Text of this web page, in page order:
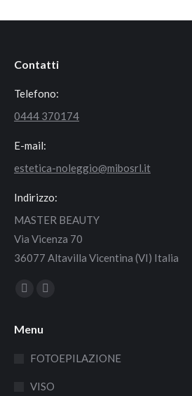
Contatti
Telefono:
0444 370174
E-mail:
estetica-noleggio@mibosrl.it
Indirizzo:
MASTER BEAUTY
Via Vicenza 70
36077 Altavilla Vicentina (VI) Italia
Find us on:
opens
windowwindow
Menu
FOTOEPILAZIONE
VISO